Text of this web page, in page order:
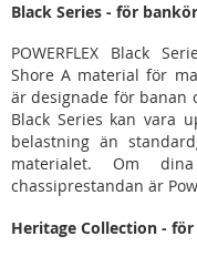
Black Series - för
POWERFLEX Black
Shore A material för
är designade för banan
Black Series kan vara
belastning än
materialet. Om
chassiprestandan är
Heritage Collection -